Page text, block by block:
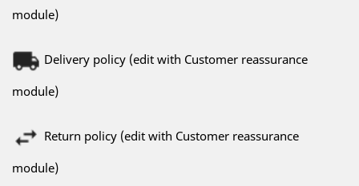
module)
Delivery policy (edit with Customer reassurance
module)
Return policy (edit with Customer reassurance
module)